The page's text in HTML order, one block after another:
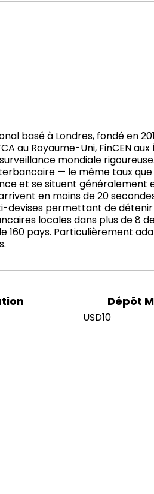
basé à Londres, fondé en
au Royaume-Uni, FinCEN
mondiale
— le même taux
et se situent généralement
en moins de 20
permettant de
locales dans plus de 8
160 pays. Particulièrement
Dépôt
USD10